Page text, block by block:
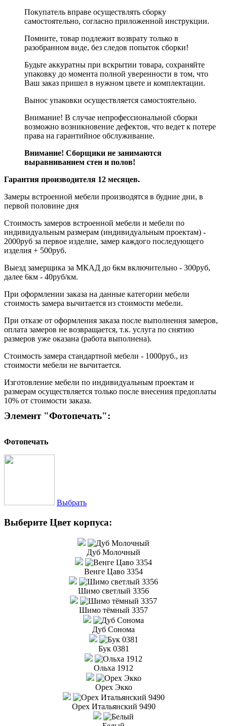
Покупатель вправе осуществлять сборку
самостоятельно, согласно приложенной инструкции.
Помните, товар подлежит возврату только в
разобранном виде, без следов попыток сборки!
Будьте аккуратны при вскрытии товара, сохраняйте
упаковку до момента полной уверенности в том, что
Ваш заказ пришел в нужном цвете и комплектации.
Вынос упаковки осуществляется самостоятельно.
Внимание! В случае непрофессиональной сборки
возможно возникновение дефектов, что ведет к потере
права на гарантийное обслуживание.
Внимание! Сборщики не занимаются
выравниванием стен и полов!
Гарантия производителя 12 месяцев.
Замеры встроенной мебели производятся в будние дни, в
первой половине дня
Стоимость замеров встроенной мебели и мебели по
индивидуальным размерам (индивидуальным проектам) -
2000руб за первое изделие, замер каждого последующего
изделия + 500руб.
Выезд замерщика за МКАД до 6км включительно - 300руб,
далее 6км - 40руб/км.
При оформлении заказа на данные категории мебели
стоимость замера вычитается из стоимости мебели.
При отказе от оформления заказа после выполнения замеров,
оплата замеров не возвращается, т.к. услуга по снятию
размеров уже оказана (работа выполнена).
Стоимость замера стандартной мебели - 1000руб., из
стоимости мебели не вычитается.
Изготовление мебели по индивидуальным проектам и
размерам осуществляется только после внесения предоплаты
10% от стоимости заказа.
Элемент "Фотопечать":
Фотопечать
Выбрать
Выберите Цвет корпуса:
Дуб Молочный
Венге Цаво 3354
Шимо светлый 3356
Шимо тёмный 3357
Дуб Сонома
Бук 0381
Ольха 1912
Орех Экко
Орех Итальянский 9490